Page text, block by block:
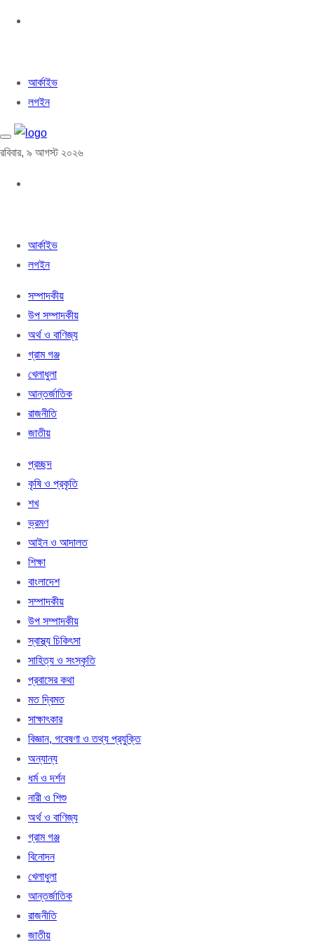
আর্কাইভ
লগইন
রবিবার, ৯ আগস্ট ২০২৬
আর্কাইভ
লগইন
সম্পাদকীয়
উপ সম্পাদকীয়
অর্থ ও বাণিজ্য
গ্রাম গঞ্জ
খেলাধুলা
আন্তর্জাতিক
রাজনীতি
জাতীয়
প্রচ্ছদ
কৃষি ও প্রকৃতি
শখ
ভ্রমণ
আইন ও আদালত
শিক্ষা
বাংলাদেশ
সম্পাদকীয়
উপ সম্পাদকীয়
স্বাস্থ্য চিকিৎসা
সাহিত্য ও সংস্কৃতি
প্রবাসের কথা
মত দ্বিমত
সাক্ষাৎকার
বিজ্ঞান, গবেষণা ও তথ্য প্রযুক্তি
অন্যান্য
ধর্ম ও দর্শন
নারী ও শিশু
অর্থ ও বাণিজ্য
গ্রাম গঞ্জ
বিনোদন
খেলাধুলা
আন্তর্জাতিক
রাজনীতি
জাতীয়